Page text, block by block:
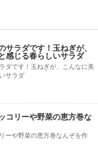
サラダです！玉ねぎが、
感じる春らしいサラダ
ダです！玉ねぎが、こんなに美
サラダ
コリーや野菜の恵方巻な
ーや野菜の恵方巻なんぞを作